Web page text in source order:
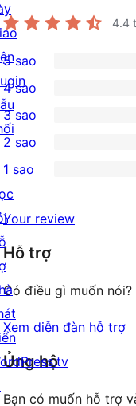
4.4
71
5-
star
reviews
5 sao
4
4-
star
reviews
4 sao
4
3-
star
reviews
3 sao
2-
star
reviews
2 sao
1-
star
reviews
1 sao
Your review
Hỗ trợ
Có điều gì muốn
Xem diễn đàn hỗ trợ
Ủng hộ
Bạn có muốn hỗ trợ